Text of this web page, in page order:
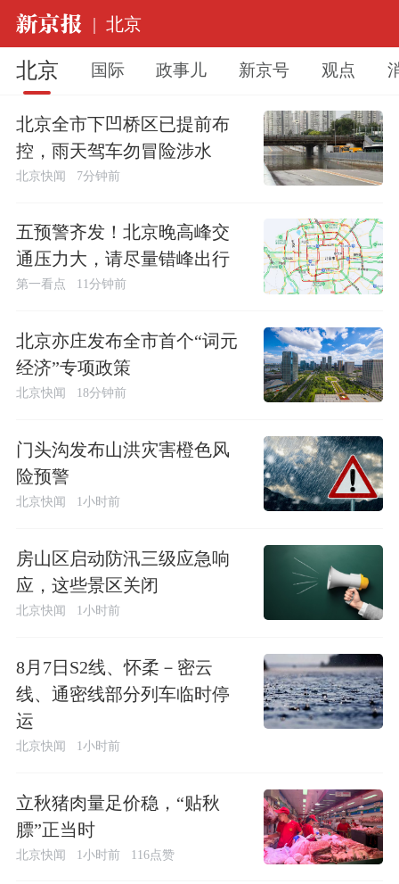
| 北京
北京 国际 政事儿 新京号 观点
北京全市下凹桥区已提前布
控，雨天驾车勿冒险涉水
北京快闻 7分钟前
五预警齐发！北京晚高峰交
通压力大，请尽量错峰出行
第一看点 11分钟前
北京亦庄发布全市首个“词元
经济”专项政策
北京快闻 18分钟前
门头沟发布山洪灾害橙色风
险预警
北京快闻 1小时前
房山区启动防汛三级应急响
应，这些景区关闭
北京快闻 1小时前
8月7日S2线、怀柔－密云
线、通密线部分列车临时停
运
北京快闻 1小时前
立秋猪肉量足价稳，“贴秋
膘”正当时
北京快闻 1小时前 116点赞